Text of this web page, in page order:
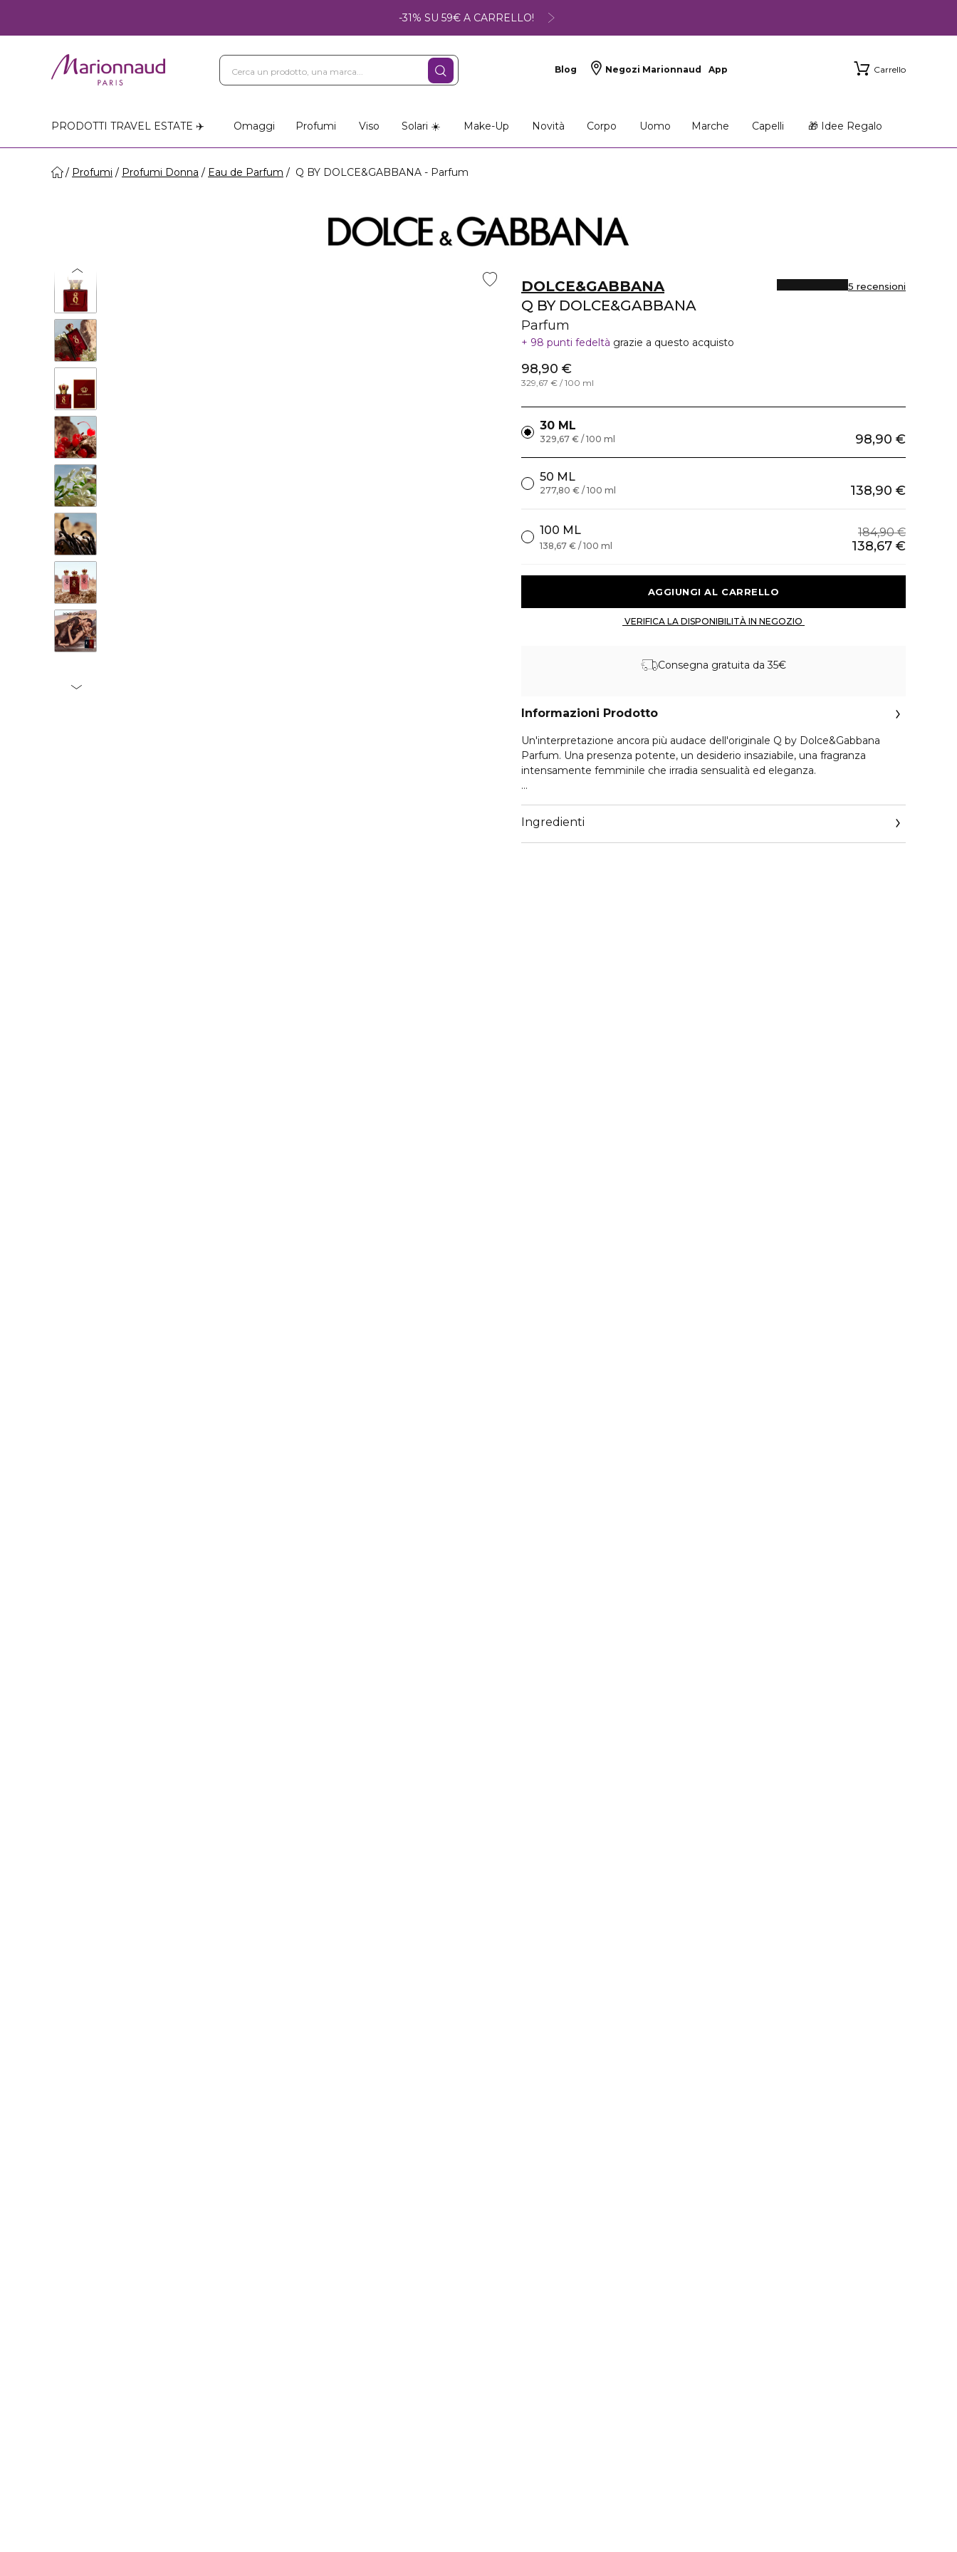
-31% SU 59€ A CARRELLO!
Blog Negozi Marionnaud App Carrello
PRODOTTI TRAVEL ESTATE ✈️ Omaggi Profumi Viso Solari ☀️ Make-Up Novità Corpo Uomo Marche Capelli 🎁 Idee Regalo
Profumi Profumi Donna Eau de Parfum Q BY DOLCE&GABBANA - Parfum
DOLCE&GABBANA
Q BY DOLCE&GABBANA
Parfum
5 recensioni
98 punti fedeltà grazie a questo acquisto
98,90 €
329,67 € / 100 ml
30 ML
98,90 €
329,67 € / 100 ml
50 ML
138,90 €
277,80 € / 100 ml
100 ML 184,90 €
138,67 €
138,67 € / 100 ml
Consegna gratuita da 35€
Informazioni Prodotto
Un'interpretazione ancora più audace dell'originale Q by Dolce&Gabbana
Parfum. Una presenza potente, un desiderio insaziabile, una fragranza
intensamente femminile che irradia sensualità ed eleganza.
note potenti ed eleganti.
La fragranza è stata creata da Daphne Bugey in esclusiva per
Ingredienti